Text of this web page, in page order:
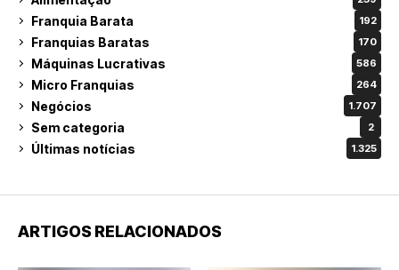
Franquia Barata 192
Franquias Baratas 170
Máquinas Lucrativas 586
Micro Franquias 264
Negócios 1.707
Sem categoria 2
Últimas notícias 1.325
ARTIGOS RELACIONADOS